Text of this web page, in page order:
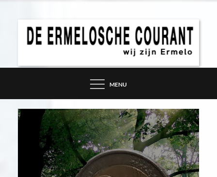
DE ERMELOSCHE
COURANT – WIJ ZIJN
ERMELO
MENU